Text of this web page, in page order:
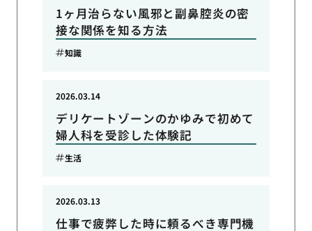
1ヶ月治らない風邪と副鼻腔炎の密
接な関係を知る方法
知識
デリケートゾーンのかゆみで初めて
婦人科を受診した体験記
2026.03.14
生活
仕事で疲弊した時に頼るべき専門機
2026.03.13